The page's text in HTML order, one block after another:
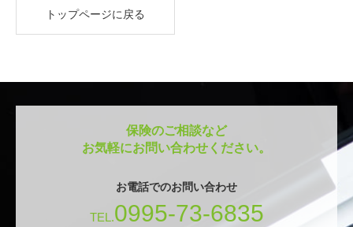
トップページに戻る
保険のご相談など
お気軽にお問い合わせください。
お電話でのお問い合わせ
TEL.0995-73-6835